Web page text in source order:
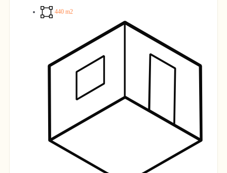
propriété rare sur le marché offre un potentiel exceptionnel pour
une activité d’accueil ou une grande résidence familiale. Sur un
domaine de plus de 5 hectares (2 ha de parc paysagé, 3 ha de bois
attenants et 1 ha supplémentaire détaché), l’ensemble se compose
de deux gîtes en pierre parfaitement intégrés dans leur
environnement naturel. Le premier gîte, d’une surface de 360 m²,
propose : Une capacité d’accueil de plus de 15 personnes, – 7
chambres, 3 salles de bains, – Une cuisine semi-professionnelle
adaptée à la réception de groupes, – Des espaces de vie spacieux
et lumineux. Le second gîte, d’une surface de 88 m², offre 5
couchages, 2 chambres et 1 salle de bain, idéal pour accueillir des
familles ou pour compléter l’activité locative. L’extérieur est à la
hauteur du cadre : – Parc arboré, pelouse entretenue, forêt privée,
– Annexes de qualité : carport, garage, kota grill, sauna, – Une
dépendance équipée pour la cuisson au feu de bois (pain, pizzas,
440 m2